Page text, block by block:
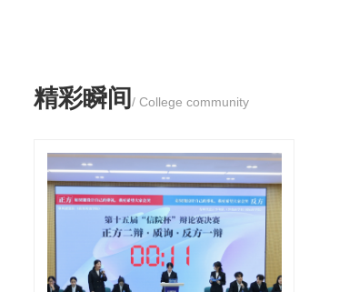
精彩瞬间/ College community